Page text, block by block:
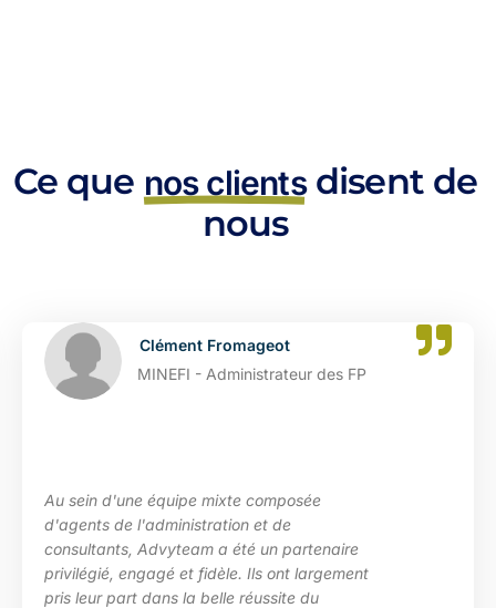
Ce que nos clientsdisent de
nous
Fromageot
- Administrateur des FP
mixte composée
et de
a été un partenaire
fidèle. Ils ont largement
la belle réussite du